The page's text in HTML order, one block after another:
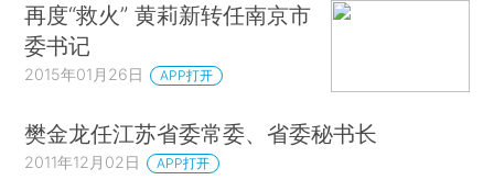
再度“救火” 黄莉新转任南京市
委书记
2015年01月26日 APP打开
樊金龙任江苏省委常委、省委秘书长
2011年12月02日 APP打开